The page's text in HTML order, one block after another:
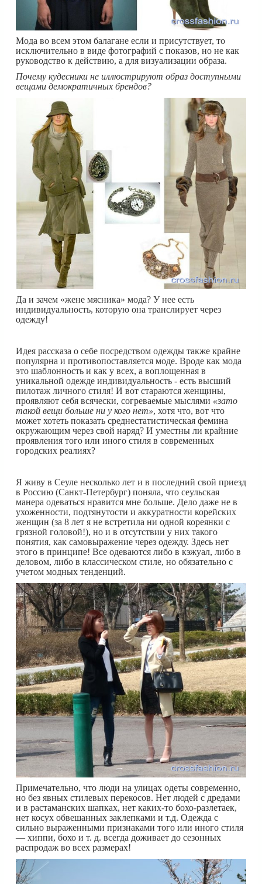
Мода во всем этом балагане если и присутствует, то
исключительно в виде фотографий с показов, но не как
руководство к действию, а для визуализации образа.
Почему кудесники не иллюстрируют образ доступными
вещами демократичных брендов?
Да и зачем «жене мясника» мода? У нее есть
индивидуальность, которую она транслирует через
одежду!
Идея рассказа о себе посредством одежды также крайне
популярна и противопоставляется моде. Вроде как мода
это шаблонность и как у всех, а воплощенная в
уникальной одежде индивидуальность - есть высший
пилотаж личного стиля! И вот стараются женщины,
проявляют себя всячески, согреваемые мыслями «зато
такой вещи больше ни у кого нет», хотя что, вот что
может хотеть показать среднестатистическая фемина
окружающим через свой наряд? И уместны ли крайние
проявления того или иного стиля в современных
городских реалиях?
Я живу в Сеуле несколько лет и в последний свой приезд
в Россию (Санкт-Петербург) поняла, что сеульская
манера одеваться нравится мне больше. Дело даже не в
ухоженности, подтянутости и аккуратности корейских
женщин (за 8 лет я не встретила ни одной кореянки с
грязной головой!), но и в отсутствии у них такого
понятия, как самовыражение через одежду. Здесь нет
этого в принципе! Все одеваются либо в кэжуал, либо в
деловом, либо в классическом стиле, но обязательно с
учетом модных тенденций.
Примечательно, что люди на улицах одеты современно,
но без явных стилевых перекосов. Нет людей с дредами
и в растаманских шапках, нет каких-то бохо-разлетаек,
нет косух обвешанных заклепками и т.д. Одежда с
сильно выраженными признаками того или иного стиля
— хиппи, бохо и т. д. всегда доживает до сезонных
распродаж во всех размерах!